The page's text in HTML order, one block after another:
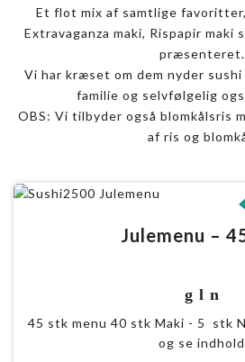
Et flot mix af samtlige favoritter,
Extravaganza maki, Rispapir maki
præsenteret.
Vi har kræset om dem nyder sushi
familie og selvfølgelig
OBS: Vi tilbyder også blomkålsris
af ris og
Julemenu –
g l n
45 stk menu 40 stk Maki - 5 stk
og se indhold